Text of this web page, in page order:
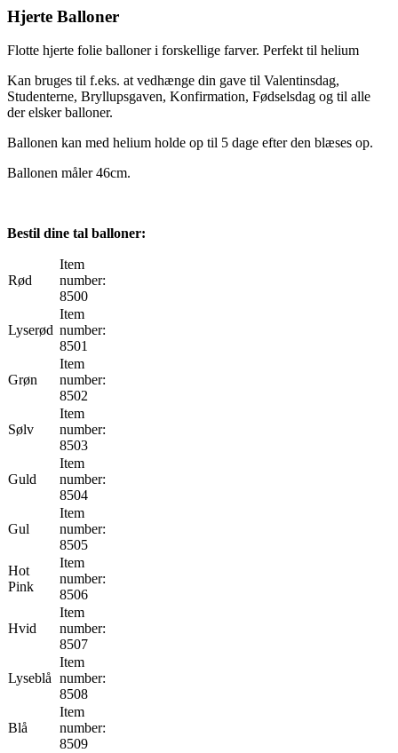
Hjerte Balloner
Flotte hjerte folie balloner i forskellige farver. Perfekt til helium
Kan bruges til f.eks. at vedhænge din gave til Valentinsdag,
Studenterne, Bryllupsgaven, Konfirmation, Fødselsdag og til alle
der elsker balloner.
Ballonen kan med helium holde op til 5 dage efter den blæses op.
Ballonen måler 46cm.
Bestil dine tal balloner:
Rød
Item
number:
8500
Lyserød
Item
number:
8501
Grøn
Item
number:
8502
Sølv
Item
number:
8503
Guld
Item
number:
8504
Gul
Item
number:
8505
Hot
Pink
Item
number:
8506
Hvid
Item
number:
8507
Lyseblå
Item
number:
8508
Blå
Item
number:
8509